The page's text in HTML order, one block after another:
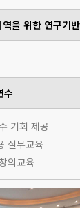
을 위한 연구기
수
기회 제공
실무교육
의교육